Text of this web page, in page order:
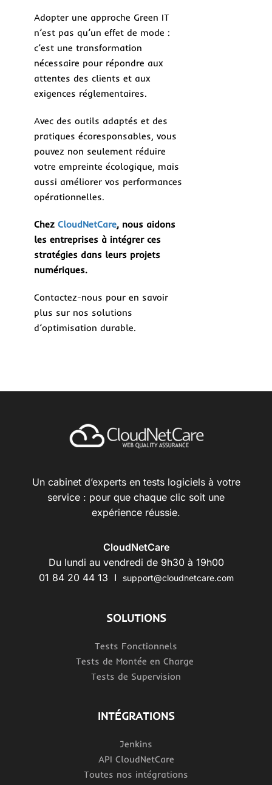
Adopter une approche Green IT
n’est pas qu’un effet de mode :
c’est une transformation
nécessaire pour répondre aux
attentes des clients et aux
exigences réglementaires.
Avec des outils adaptés et des
pratiques écoresponsables, vous
pouvez non seulement réduire
votre empreinte écologique, mais
aussi améliorer vos performances
opérationnelles.
Chez CloudNetCare, nous aidons
les entreprises à intégrer ces
stratégies dans leurs projets
numériques.
Contactez-nous pour en savoir
plus sur nos solutions
d’optimisation durable.
Un cabinet d’experts en tests logiciels à votre
service : pour que chaque clic soit une
expérience réussie.
CloudNetCare
Du lundi au vendredi de 9h30 à 19h00
01 84 20 44 13 I
support@cloudnetcare.com
SOLUTIONS
Tests Fonctionnels
Tests de Montée en Charge
Tests de Supervision
INTÉGRATIONS
Jenkins
API CloudNetCare
Toutes nos intégrations